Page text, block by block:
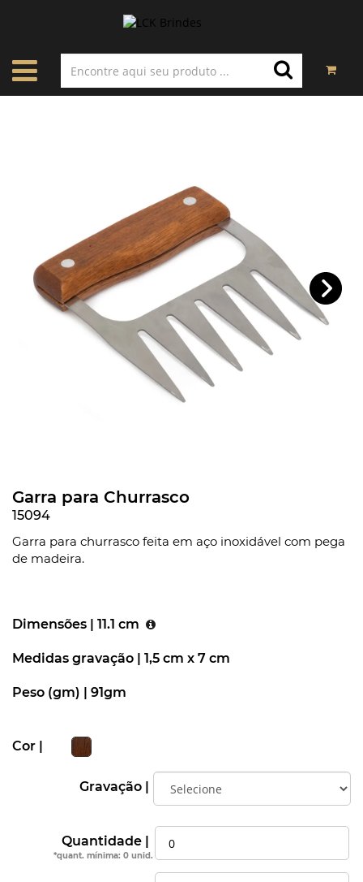
Garra para Churrasco
15094
Garra para churrasco feita em aço inoxidável com pega
de madeira.
Dimensões | 11.1 cm
Medidas gravação | 1,5 cm x 7 cm
Peso (gm) | 91gm
Cor |
Gravação |
Quantidade |
*quant. mínima: 0 unid.